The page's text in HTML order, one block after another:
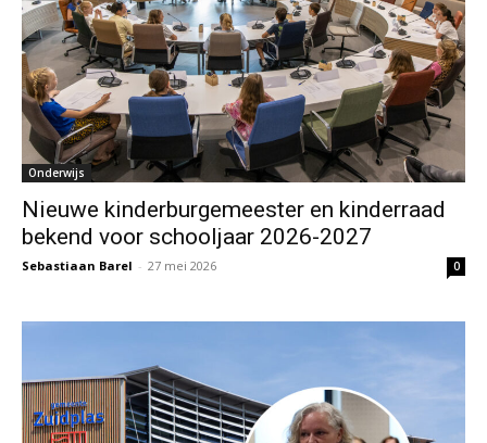
Onderwijs
Nieuwe kinderburgemeester en kinderraad
bekend voor schooljaar 2026-2027
Sebastiaan Barel - 27 mei 2026 0